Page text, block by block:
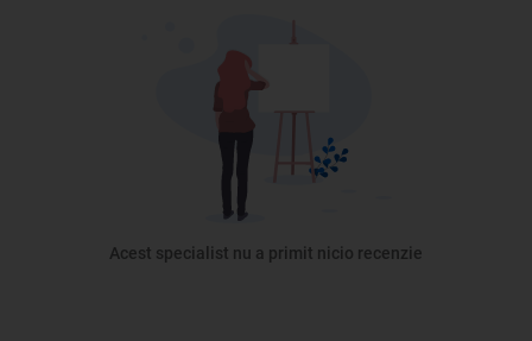
Acest specialist nu a primit nicio recenzie